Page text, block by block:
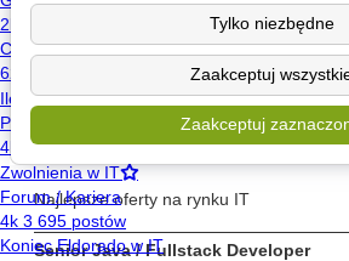
Znajdź posty użytkownika
Szukaj pracy
Najlepsze oferty na rynku IT
Senior Java / Fullstack Developer
Tylko niezbędne
Zaakceptuj
Zaakceptuj